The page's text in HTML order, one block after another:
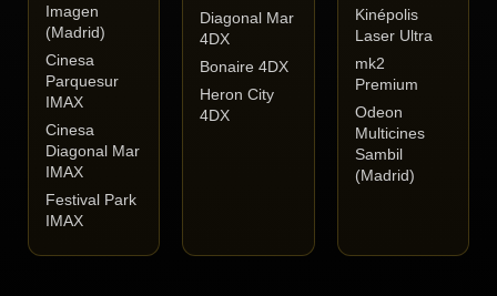
Imagen
(Madrid)
Cinesa
Parquesur
IMAX
Cinesa
Diagonal Mar
IMAX
Festival Park
IMAX
Diagonal Mar
4DX
Bonaire 4DX
Heron City
4DX
Kinépolis
Laser Ultra
mk2
Premium
Odeon
Multicines
Sambil
(Madrid)